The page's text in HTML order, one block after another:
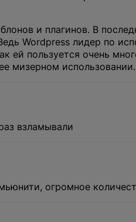
и плагинов. В
Wordpress лидер по
ей пользуется очень
мизерном использовании.
взламывали
огромное